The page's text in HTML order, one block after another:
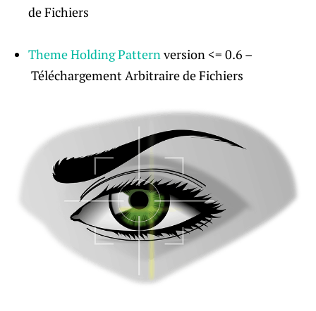
de Fichiers
Theme Holding Patternversion <= 0.6 –
Téléchargement Arbitraire de Fichiers